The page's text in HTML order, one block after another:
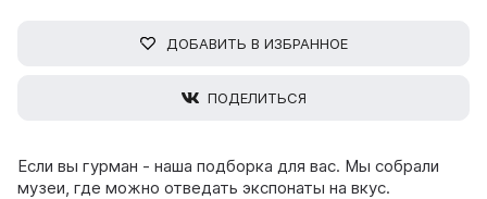
ДОБАВИТЬ В ИЗБРАННОЕ
ПОДЕЛИТЬСЯ
Если вы гурман - наша подборка для вас. Мы собрали
музеи, где можно отведать экспонаты на вкус.